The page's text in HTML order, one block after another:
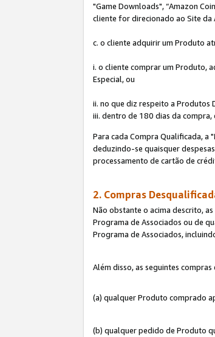
"Game Downloads", “Amazon
cliente for direcionado ao Site da
c. o cliente adquirir um Produto
i. o cliente comprar um Produto,
Especial, ou
ii. no que diz respeito a Produtos
iii. dentro de 180 dias da
Para cada Compra Qualificada, a "
deduzindo-se quaisquer
processamento de cartão de
2. Compras
Não obstante o acima descrito,
Programa de Associados ou de
Programa de Associados,
Além disso, as seguintes
(a) qualquer Produto comprado
(b) qualquer pedido de Produto